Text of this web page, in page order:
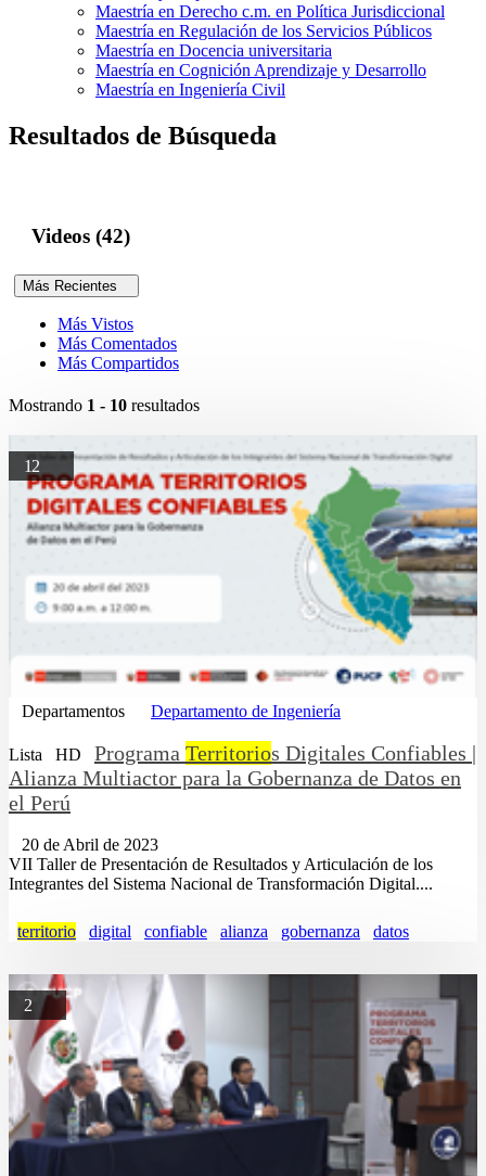
Maestría en Derecho c.m. en Política Jurisdiccional
Maestría en Regulación de los Servicios Públicos
Maestría en Docencia universitaria
Maestría en Cognición Aprendizaje y Desarrollo
Maestría en Ingeniería Civil
Resultados de Búsqueda
Videos (42)
Más Recientes
Más Vistos
Más Comentados
Más Compartidos
Mostrando 1 - 10 resultados
12
Departamentos Departamento de Ingeniería
Lista HD Programa Territorios Digitales Confiables |
Alianza Multiactor para la Gobernanza de Datos en
el Perú
20 de Abril de 2023
VII Taller de Presentación de Resultados y Articulación de los
Integrantes del Sistema Nacional de Transformación Digital....
territorio digital confiable alianza gobernanza datos
2